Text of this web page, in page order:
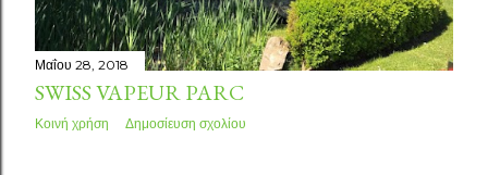
Μαΐου 28, 2018
SWISS VAPEUR PARC
Κοινή χρήση Δημοσίευση σχολίου